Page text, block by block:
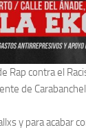
Rap contra el
de
y para acabar